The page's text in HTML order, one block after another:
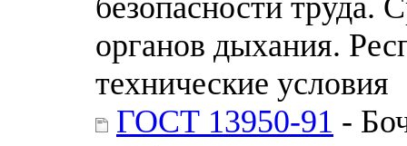
органов дыхания.
технические условия
ГОСТ 13950-91 -